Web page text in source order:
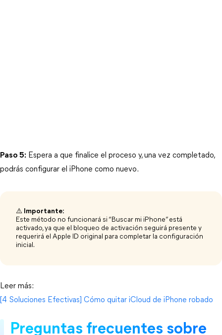
Paso 5: Espera a que finalice el proceso y, una vez completado,
podrás configurar el iPhone como nuevo.
⚠️ Importante:
Este método no funcionará si “Buscar mi iPhone” está
activado, ya que el bloqueo de activación seguirá presente y
requerirá el Apple ID original para completar la configuración
inicial.
Leer más:
[4 Soluciones Efectivas] Cómo quitar iCloud de iPhone robado
Preguntas frecuentes sobre